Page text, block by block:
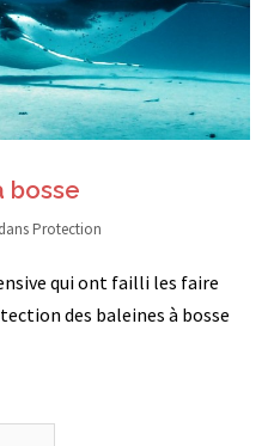
bosse
Protection
qui ont failli les faire
des baleines à bosse